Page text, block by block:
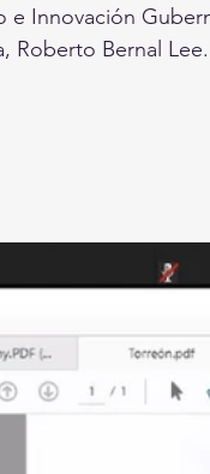
e Innovación
Roberto Bernal Lee.